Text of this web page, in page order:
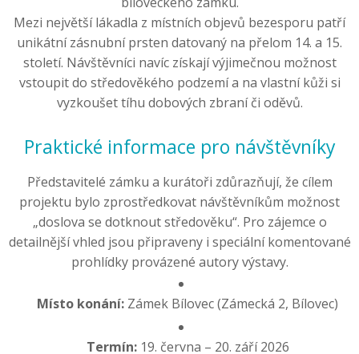
Mezi největší lákadla z místních objevů bezesporu patří
unikátní zásnubní prsten datovaný na přelom 14. a 15.
století. Návštěvníci navíc získají výjimečnou možnost
vstoupit do středověkého podzemí a na vlastní kůži si
vyzkoušet tíhu dobových zbraní či oděvů.
Praktické informace pro návštěvníky
Představitelé zámku a kurátoři zdůrazňují, že cílem
projektu bylo zprostředkovat návštěvníkům možnost
„doslova se dotknout středověku“. Pro zájemce o
detailnější vhled jsou připraveny i speciální komentované
prohlídky provázené autory výstavy.
Místo konání: Zámek Bílovec (Zámecká 2, Bílovec)
Termín:19. června – 20. září 2026